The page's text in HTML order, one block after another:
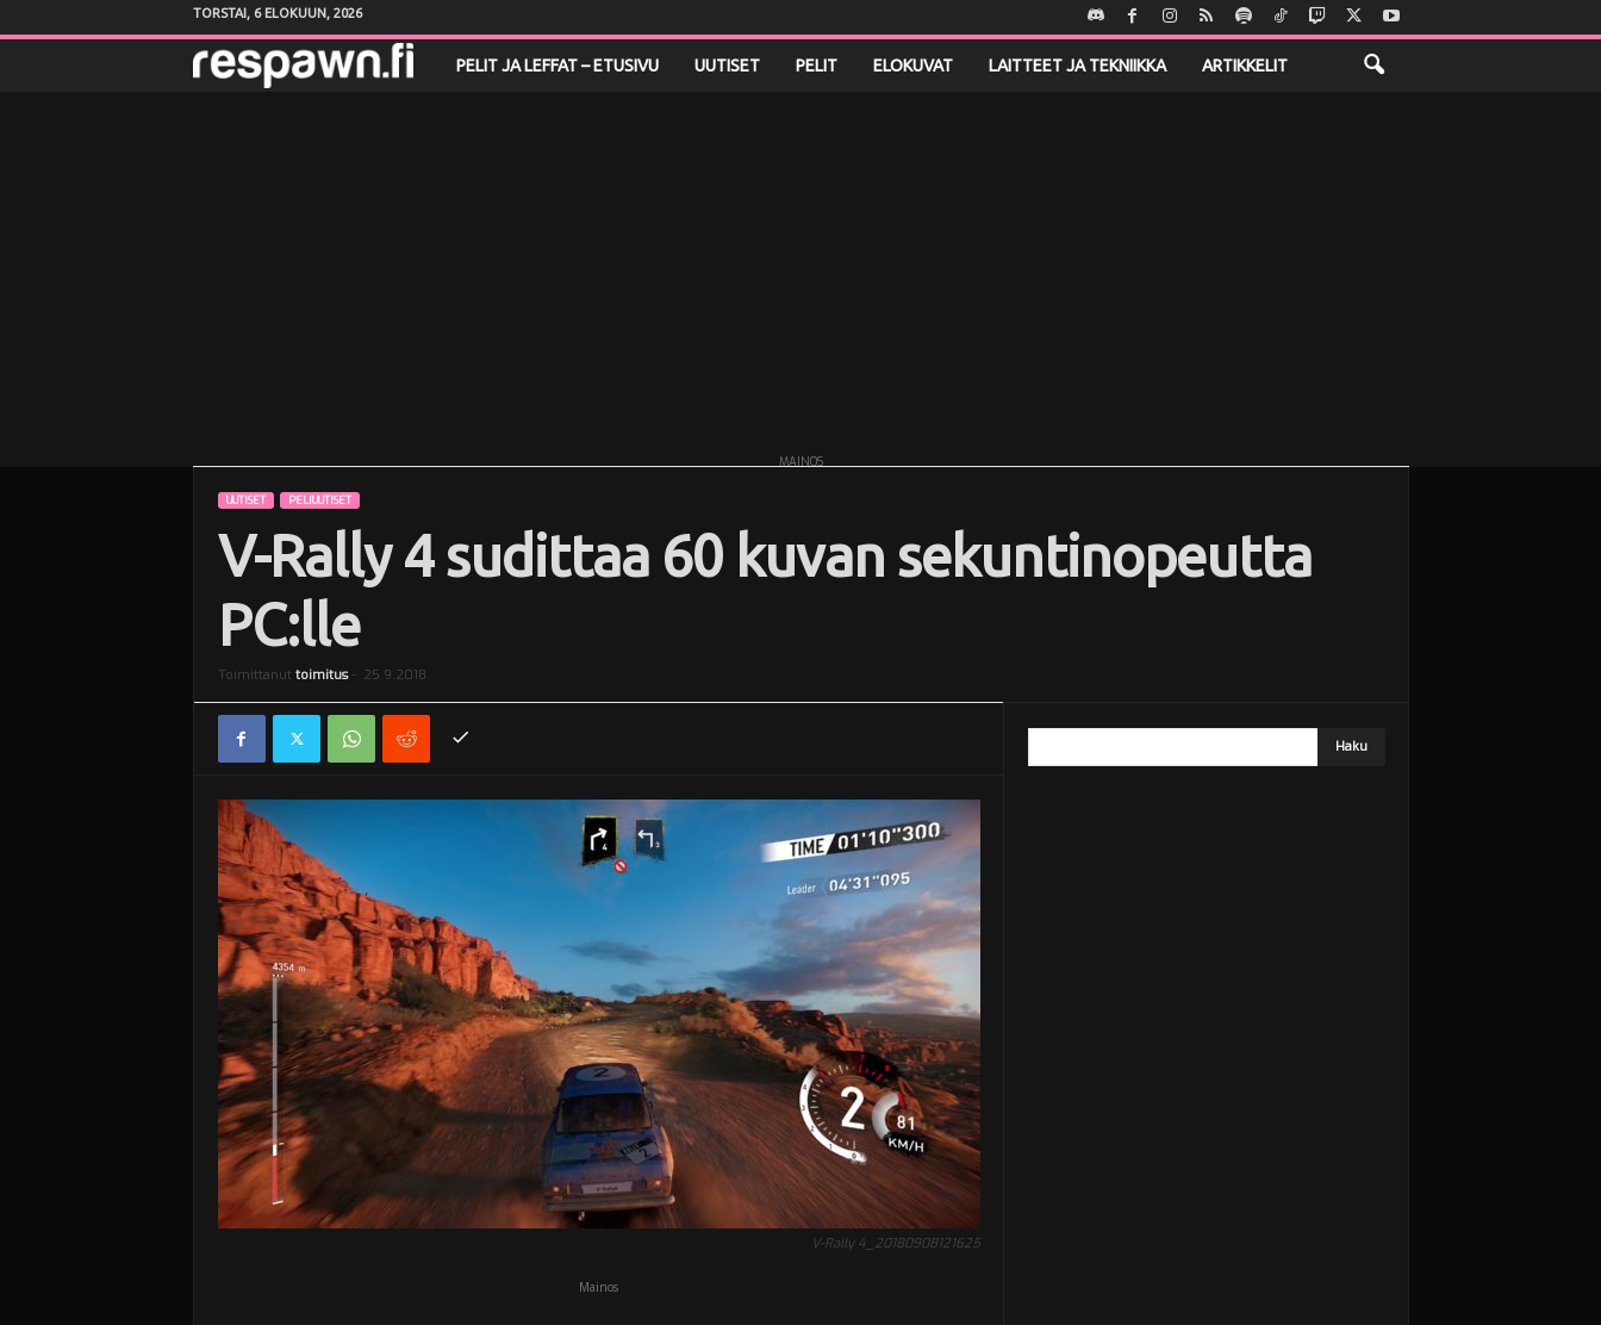
TORSTAI, 6 ELOKUUN, 2026
PELIT JA LEFFAT – ETUSIVU UUTISET PELIT ELOKUVAT LAITTEET JA TEKNIIKKA ARTIKKELIT
MAINOS
UUTISET PELIUUTISET
V-Rally 4 sudittaa 60 kuvan sekuntinopeutta
PC:lle
Toimittanut toimitus- 25.9.2018
V-Rally 4_20180908121625
Mainos